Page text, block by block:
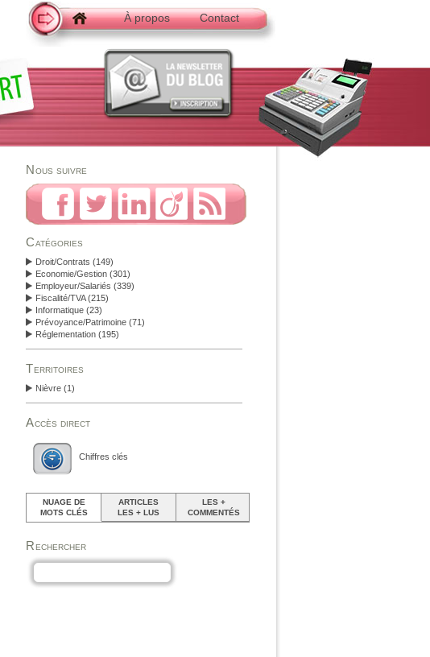
À propos Contact
Nous suivre
Catégories
Droit/Contrats (149)
Economie/Gestion (301)
Employeur/Salariés (339)
Fiscalité/TVA(215)
Informatique (23)
Prévoyance/Patrimoine (71)
Réglementation (195)
Territoires
Nièvre (1)
Accès direct
Chiffres clés
NUAGE DE
MOTS CLÉS
ARTICLES
LES + LUS
LES +
COMMENTÉS
Rechercher